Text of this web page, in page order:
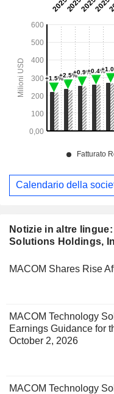
Notizie in altre
Solutions Holdings,
MACOM Shares Rise
MACOM Technology
Earnings Guidance for
October 2, 2026
MACOM Technology
Calendario della